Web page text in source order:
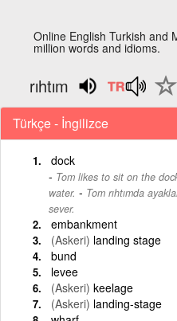
Online English Turkish and
million words and idioms.
rıhtım
Türkçe - İngilizce
dock
Tom likes to sit on the
water. - Tom rıhtımda
sever.
embankment
(Askeri) landing stage
bund
levee
(Askeri) keelage
(Askeri) landing-stage